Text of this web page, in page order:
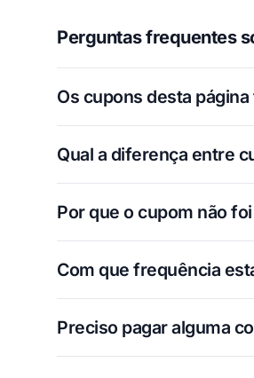
Perguntas frequentes
Os cupons desta
Qual a diferença entre
Por que o cupom não
Com que frequência
Preciso pagar alguma